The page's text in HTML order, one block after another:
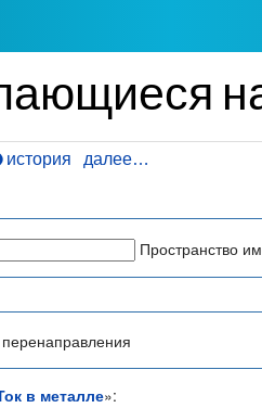
история далее…
Пространство
перенаправления
в металле»: